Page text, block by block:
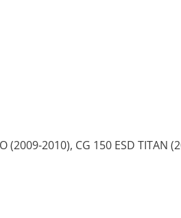
(2009-2010), CG 150 ESD TITAN